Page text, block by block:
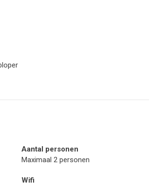
Aantal personen
Maximaal 2 personen
Wifi